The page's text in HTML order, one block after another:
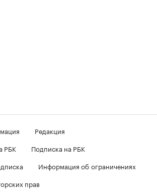
Редакция
РБК
Подписка на РБК
Информация об ограничениях
прав